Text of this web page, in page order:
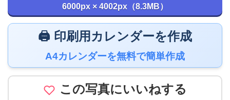
6000px × 4002px（8.3MB）
🖨️ 印刷用カレンダーを作成
A4カレンダーを無料で簡単作成
この写真にいいねする